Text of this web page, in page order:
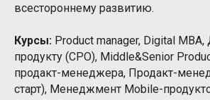
всестороннему развитию.
Курсы: Product manager, Digital
продукту (СРО), Middle&Senior
продакт-менеджера, Продакт-
старт), Менеджмент Mobile-